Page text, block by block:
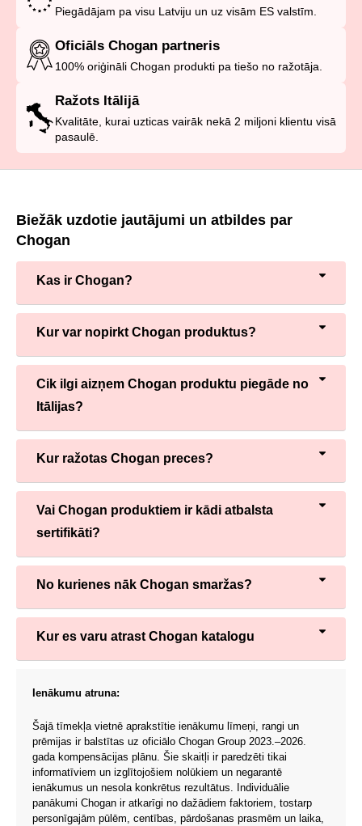
Piegādājam pa visu Latviju un uz visām ES valstīm.
Oficiāls Chogan partneris
100% oriģināli Chogan produkti pa tiešo no ražotāja.
Ražots Itālijā
Kvalitāte, kurai uzticas vairāk nekā 2 miljoni klientu visā
pasaulē.
Biežāk uzdotie jautājumi un atbildes par
Chogan
Kas ir Chogan?
Kur var nopirkt Chogan produktus?
Cik ilgi aizņem Chogan produktu piegāde no
Itālijas?
Kur ražotas Chogan preces?
Vai Chogan produktiem ir kādi atbalsta
sertifikāti?
No kurienes nāk Chogan smaržas?
Kur es varu atrast Chogan katalogu
Ienākumu atruna:
Šajā tīmekļa vietnē aprakstītie ienākumu līmeņi, rangi un
prēmijas ir balstītas uz oficiālo Chogan Group 2023.–2026.
gada kompensācijas plānu. Šie skaitļi ir paredzēti tikai
informatīviem un izglītojošiem nolūkiem un negarantē
ienākumus un nesola konkrētus rezultātus. Individuālie
panākumi Chogan ir atkarīgi no dažādiem faktoriem, tostarp
personīgajām pūlēm, centības, pārdošanas prasmēm un laika,